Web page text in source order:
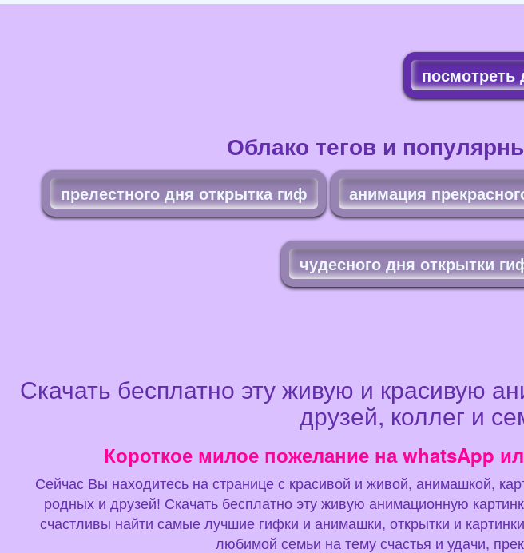
посмотреть
Облако тегов и
прелестного дня открытка гиф анимация
чудесного дня открытки
Скачать бесплатно эту живую и красивую
друзей, коллег и
Короткое милое пожелание на whatsApp
Сейчас Вы находитесь на странице с красивой и живой, анимашкой,
родных и друзей! Скачать бесплатно эту живую анимационную
счастливы найти самые лучшие гифки и анимашки, открытки и
любимой семьи на тему счастья и удачи,